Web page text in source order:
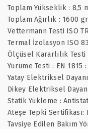
Toplam Yükseklik : 8,5
Toplam Ağırlık : 1600
Vettermann Testi ISO
Termal İzolasyon ISO
Ölçüsel Kararlılık Testi
Yürüme Testi : EN 1815
Yatay Elektriksel
Dikey Elektriksel
Statik Yükleme :
Ateşe Tepki Sertifikası:
Tavsiye Edilen Bakım